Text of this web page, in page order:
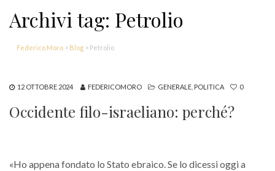
Archivi tag: Petrolio
Federico Moro > Blog > Petrolio
12 OTTOBRE 2024 FEDERICOMORO GENERALE POLITICA 0
Occidente filo-israeliano: perché?
«Ho appena fondato lo Stato ebraico. Se lo dicessi oggi a